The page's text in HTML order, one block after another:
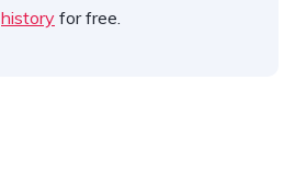
history for free.